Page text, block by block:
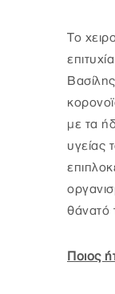
Το
με τα
υγείας
θάνατό
Ποιος